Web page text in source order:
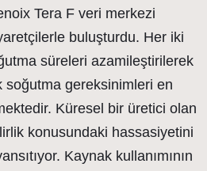
Tera F veri merkezi
buluşturdu. Her iki
süreleri azamileştirilerek
gereksinimleri en
Küresel bir üretici olan
konusundaki hassasiyetini
Kaynak kullanımının